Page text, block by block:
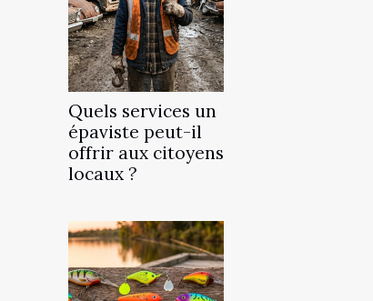
Quels services un
épaviste peut-il
offrir aux citoyens
locaux ?